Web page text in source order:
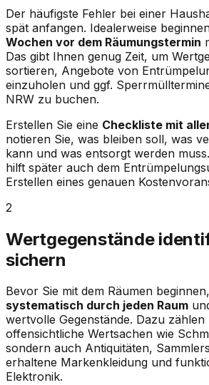
Der häufigste Fehler bei einer
spät anfangen. Idealerweise
Wochen vor dem Räumungstermin
Das gibt Ihnen genug Zeit, um
sortieren, Angebote von
einzuholen und ggf.
NRW zu buchen.
Erstellen Sie eine Checkliste mit
notieren Sie, was bleiben soll, was
kann und was entsorgt werden
hilft später auch dem
Erstellen eines genauen
2
Wertgegenstände
sichern
Bevor Sie mit dem Räumen
systematisch durch jeden Raum
wertvolle Gegenstände. Dazu
offensichtliche Wertsachen wie
sondern auch Antiquitäten,
erhaltene Markenkleidung und
Elektronik.